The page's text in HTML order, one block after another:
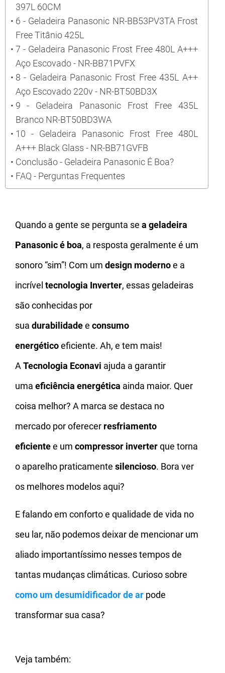
397L 60CM
6 - Geladeira Panasonic NR-BB53PV3TA Frost
Free Titânio 425L
7 - Geladeira Panasonic Frost Free 480L A+++
Aço Escovado - NR-BB71PVFX
8 - Geladeira Panasonic Frost Free 435L A++
Aço Escovado 220v - NR-BT50BD3X
9 - Geladeira Panasonic Frost Free 435L
Branco NR-BT50BD3WA
10 - Geladeira Panasonic Frost Free 480L
A+++ Black Glass - NR-BB71GVFB
Conclusão - Geladeira Panasonic É Boa?
FAQ - Perguntas Frequentes
Quando a gente se pergunta se a geladeira
Panasonic é boa, a resposta geralmente é um
sonoro “sim”! Com um design modernoe a
incrível tecnologia Inverter, essas geladeiras
são conhecidas por
sua durabilidadee consumo
energéticoeficiente. Ah, e tem mais!
A Tecnologia Econavi ajuda a garantir
uma eficiência energética ainda maior. Quer
coisa melhor? A marca se destaca no
mercado por oferecer resfriamento
eficientee um compressor inverterque torna
o aparelho praticamente silencioso. Bora ver
os melhores modelos aqui?
E falando em conforto e qualidade de vida no
seu lar, não podemos deixar de mencionar um
aliado importantíssimo nesses tempos de
tantas mudanças climáticas. Curioso sobre
como um desumidificador de ar pode
transformar sua casa?
Veja também: